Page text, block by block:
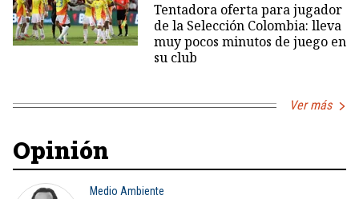
Tentadora oferta para jugador
de la Selección Colombia: lleva
muy pocos minutos de juego en
su club
Ver más
Opinión
Medio Ambiente